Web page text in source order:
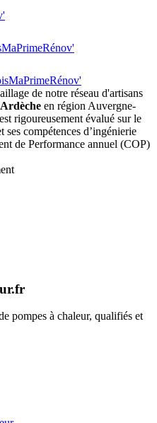
MaPrimeRénov'
MaPrimeRénov'
de notre réseau d'artisans
Ardèche en région Auvergne-
rigoureusement évalué sur le
compétences d’ingénierie
de Performance annuel (COP)
pompes à chaleur, qualifiés et